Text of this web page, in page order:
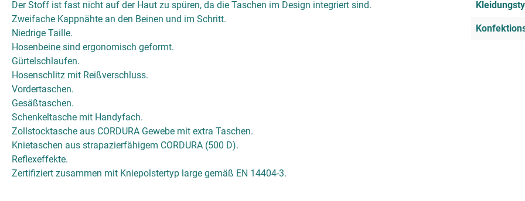
Der Stoff ist fast nicht auf der Haut zu spüren, da die Taschen im Design integriert sind.
Zweifache Kappnähte an den Beinen und im Schritt.
Niedrige Taille.
Hosenbeine sind ergonomisch geformt.
Gürtelschlaufen.
Hosenschlitz mit Reißverschluss.
Vordertaschen.
Gesäßtaschen.
Schenkeltasche mit Handyfach.
Zollstocktasche aus CORDURA Gewebe mit extra Taschen.
Knietaschen aus strapazierfähigem CORDURA (500 D).
Reflexeffekte.
Zertifiziert zusammen mit Kniepolstertyp large gemäß EN 14404-3.